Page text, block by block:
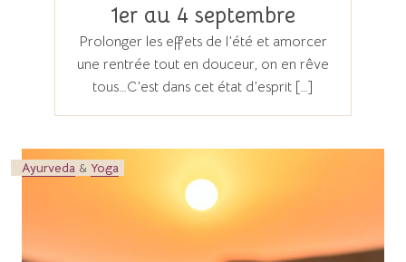
1er au 4 septembre
Prolonger les effets de l’été et amorcer
une rentrée tout en douceur, on en rêve
tous…C’est dans cet état d’esprit […]
Ayurveda & Yoga